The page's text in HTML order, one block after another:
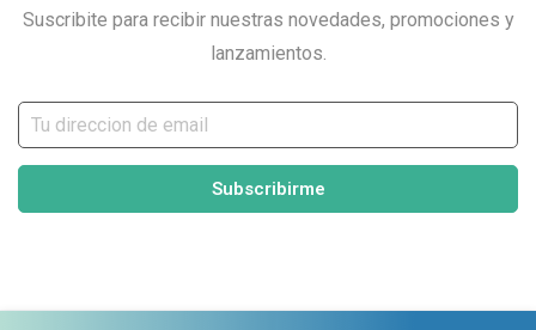
Suscribite para recibir nuestras novedades, promociones y
lanzamientos.
Subscribirme